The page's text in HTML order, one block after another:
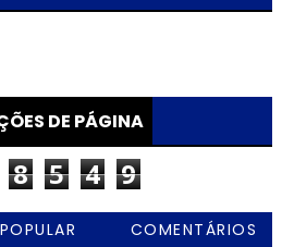
DE PÁGINA
8 5 4 9
POPULAR COMENTÁRIOS